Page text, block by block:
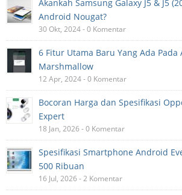
Akankah Samsung Galaxy J5 & J5
Android Nougat?
30 Okt, 2024 - 0 Komentar
6 Fitur Utama Baru Yang Ada Pada
Marshmallow
12 Apr, 2024 - 0 Komentar
Bocoran Harga dan Spesifikasi
Expert
18 Jan, 2026 - 0 Komentar
Spesifikasi Smartphone Android
500 Ribuan
16 Jul, 2026 - 2 Komentar